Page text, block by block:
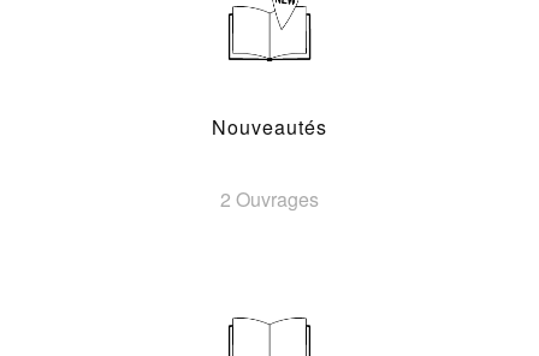
Nouveautés
2 Ouvrages